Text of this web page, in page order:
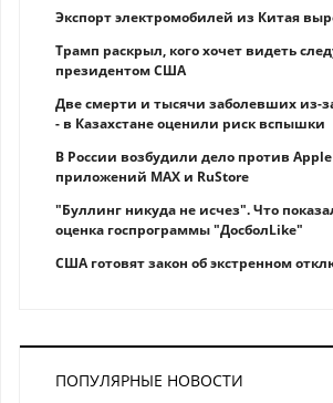
Экспорт электромобилей из Китая
Трамп раскрыл, кого хочет видеть
президентом США
Две смерти и тысячи заболевших из-
- в Казахстане оценили риск вспышки
В России возбудили дело против
приложений MAX и RuStore
"Буллинг никуда не исчез". Что
оценка госпрограммы "ДосболLike"
США готовят закон об экстренном
ПОПУЛЯРНЫЕ НОВОСТИ